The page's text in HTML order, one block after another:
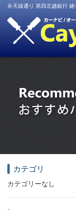
弁天線通り 第四北越銀行 姥
カテゴリ
カテゴリーなし